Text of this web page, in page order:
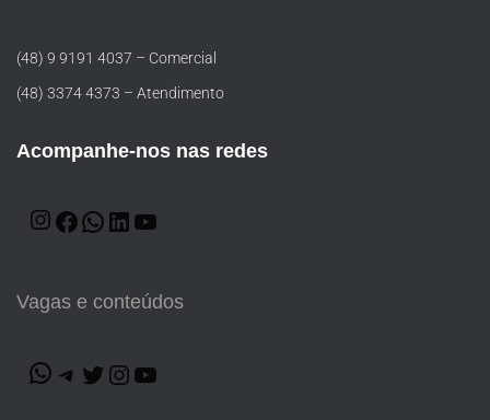
(48) 9 9191 4037 – Comercial
(48) 3374 4373 – Atendimento
Acompanhe-nos nas redes
Vagas e conteúdos